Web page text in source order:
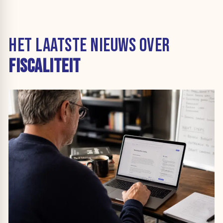
HET LAATSTE NIEUWS OVER
FISCALITEIT